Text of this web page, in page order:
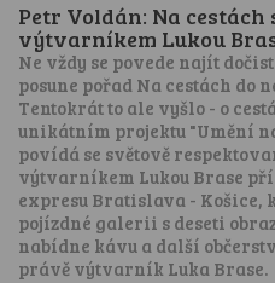
Petr Voldán: Na cestách
výtvarníkem Lukou
Ne vždy se povede najít
posune pořad Na cestách do
Tentokrát to ale vyšlo - o
unikátním projektu "Umění
povídá se světově
výtvarníkem Lukou Brase
expresu Bratislava - Košice,
pojízdné galerii s deseti
nabídne kávu a další
právě výtvarník Luka Brase.